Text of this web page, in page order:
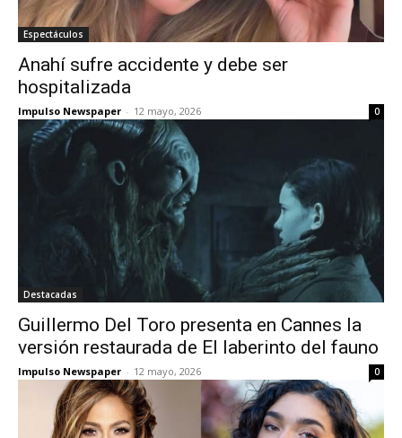
Espectáculos
Anahí sufre accidente y debe ser
hospitalizada
Impulso Newspaper - 12 mayo, 2026 0
Destacadas
Guillermo Del Toro presenta en Cannes la
versión restaurada de El laberinto del fauno
Impulso Newspaper - 12 mayo, 2026 0